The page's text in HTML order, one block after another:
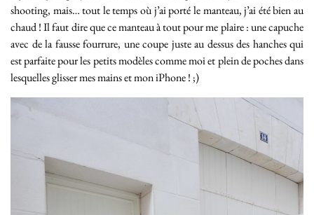
shooting, mais… tout le temps où j’ai porté le manteau, j’ai été bien au
chaud ! Il faut dire que ce manteau à tout pour me plaire : une capuche
avec de la fausse fourrure, une coupe juste au dessus des hanches qui
est parfaite pour les petits modèles comme moi et plein de poches dans
lesquelles glisser mes mains et mon iPhone ! ;)